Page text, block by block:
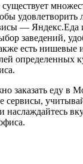
удовлетворить
—
заведений,
есть нишевые
определенных
заказать еду в
сервисы,
наслаждайтесь